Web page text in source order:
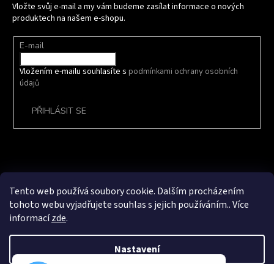
Tento web používá soubory cookie. Dalším procházením
tohoto webu vyjadřujete souhlas s jejich používáním.. Více
informacízde.
Nastavení
Vložte svůj e-mail a my vám budeme zasílat informace o nových
produktech na našem e-shopu.
E-mail
Vložením e-mailu souhlasíte s podmínkami ochrany osobních
údajů
PŘIHLÁSIT SE
Vytvořil Shoptet
Copyright 2026
Grafický návrh vytvořil a na Shoptet implementovalTomáš Hlad&techka
s.r.o.